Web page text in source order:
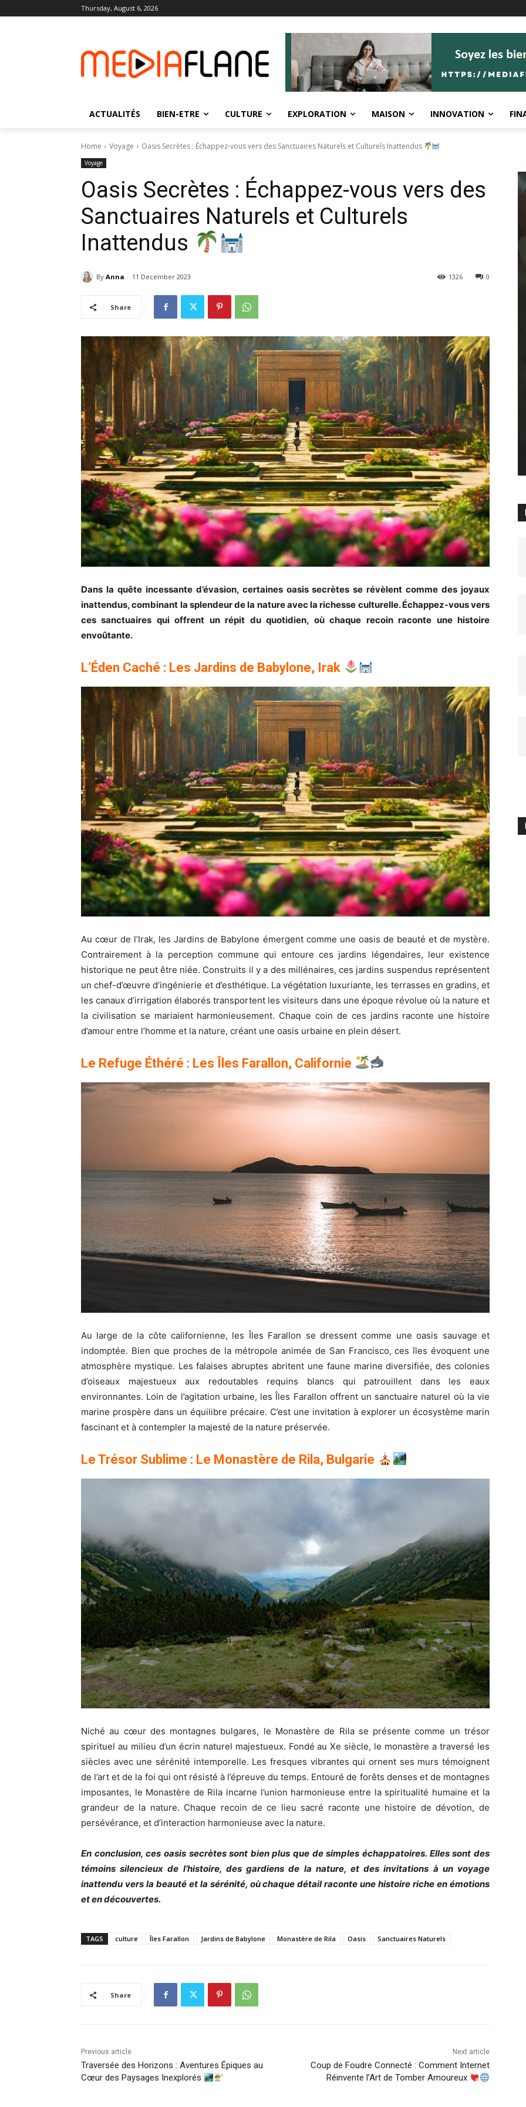
Thursday, August 6, 2026
ACTUALITÉS BIEN-ETRE CULTURE EXPLORATION MAISON INNOVATION
Home Voyage Oasis Secrètes : Échappez-vous vers des Sanctuaires Naturels et Culturels Inattendus
Voyage
Oasis Secrètes : Échappez-vous vers des
Sanctuaires Naturels et Culturels
Inattendus
By Anna 11 December 2023 0
1326
Share
Dans la quête incessante d’évasion, certaines oasis secrètes se révèlent comme des joyaux
inattendus, combinant la splendeur de la nature avec la richesse culturelle. Échappez-vous vers
ces sanctuaires qui offrent un répit du quotidien, où chaque recoin raconte une histoire
envoûtante.
L’Éden Caché : Les Jardins de Babylone, Irak
Au cœur de l’Irak, les Jardins de Babylone émergent comme une oasis de beauté et de mystère.
Contrairement à la perception commune qui entoure ces jardins légendaires, leur existence
historique ne peut être niée. Construits il y a des millénaires, ces jardins suspendus représentent
un chef-d’œuvre d’ingénierie et d’esthétique. La végétation luxuriante, les terrasses en gradins, et
les canaux d’irrigation élaborés transportent les visiteurs dans une époque révolue où la nature et
la civilisation se mariaient harmonieusement. Chaque coin de ces jardins raconte une histoire
d’amour entre l’homme et la nature, créant une oasis urbaine en plein désert.
Le Refuge Éthéré : Les Îles Farallon, Californie
Au large de la côte californienne, les Îles Farallon se dressent comme une oasis sauvage et
indomptée. Bien que proches de la métropole animée de San Francisco, ces îles évoquent une
atmosphère mystique. Les falaises abruptes abritent une faune marine diversifiée, des colonies
d’oiseaux majestueux aux redoutables requins blancs qui patrouillent dans les eaux
environnantes. Loin de l’agitation urbaine, les Îles Farallon offrent un sanctuaire naturel où la vie
marine prospère dans un équilibre précaire. C’est une invitation à explorer un écosystème marin
fascinant et à contempler la majesté de la nature préservée.
Le Trésor Sublime : Le Monastère de Rila, Bulgarie
Niché au cœur des montagnes bulgares, le Monastère de Rila se présente comme un trésor
spirituel au milieu d’un écrin naturel majestueux. Fondé au Xe siècle, le monastère a traversé les
siècles avec une sérénité intemporelle. Les fresques vibrantes qui ornent ses murs témoignent
de l’art et de la foi qui ont résisté à l’épreuve du temps. Entouré de forêts denses et de montagnes
imposantes, le Monastère de Rila incarne l’union harmonieuse entre la spiritualité humaine et la
grandeur de la nature. Chaque recoin de ce lieu sacré raconte une histoire de dévotion, de
persévérance, et d’interaction harmonieuse avec la nature.
En conclusion, ces oasis secrètes sont bien plus que de simples échappatoires. Elles sont des
témoins silencieux de l’histoire, des gardiens de la nature, et des invitations à un voyage
inattendu vers la beauté et la sérénité, où chaque détail raconte une histoire riche en émotions
et en découvertes.
TAGS culture Îles Farallon Jardins de Babylone Monastère de Rila Oasis Sanctuaires Naturels
Share
Previous article
Traversée des Horizons : Aventures Épiques au
Cœur des Paysages Inexplorés
Next article
Coup de Foudre Connecté : Comment Internet
Réinvente l’Art de Tomber Amoureux